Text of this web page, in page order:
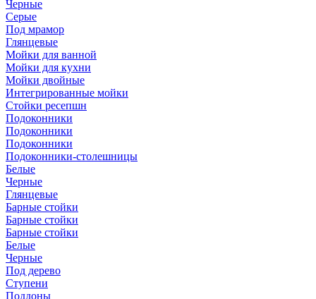
Черные
Серые
Под мрамор
Глянцевые
Мойки для ванной
Мойки для кухни
Мойки двойные
Интегрированные мойки
Стойки ресепшн
Подоконники
Подоконники
Подоконники
Подоконники-столешницы
Белые
Черные
Глянцевые
Барные стойки
Барные стойки
Барные стойки
Белые
Черные
Под дерево
Ступени
Поддоны